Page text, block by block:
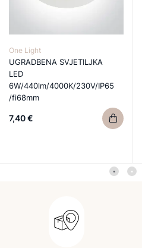
One Light
UGRADBENA SVJETILJKA
LED
6W/440lm/4000K/230V/IP65
/fi68mm
7,40 €